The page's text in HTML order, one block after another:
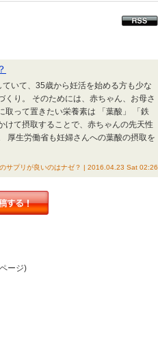
いて、35歳から妊活を始める方も少な
くり。 そのためには、赤ちゃん、お母さ
取って置きたい栄養素は 「葉酸」 「鉄
て摂取することで、赤ちゃんの先天性
厚生労働省も妊婦さんへの葉酸の摂取を
サプリが良いのはナゼ？ | 2016.04.23 Sat 02:26
ージ)